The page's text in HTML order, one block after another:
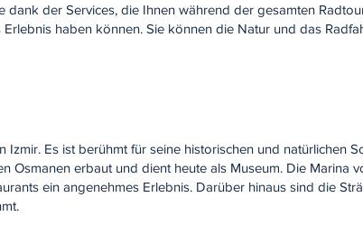
dank der Services, die Ihnen während der gesamten
haben können. Sie können die Natur und das
Es ist berühmt für seine historischen und natürlichen
Osmanen erbaut und dient heute als Museum. Die Marina
ein angenehmes Erlebnis. Darüber hinaus sind die